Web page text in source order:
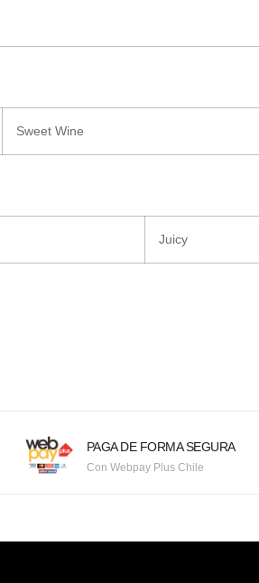
Sweet Wine
Juicy
PAGA DE FORMA SEGURA
Con Webpay Plus Chile